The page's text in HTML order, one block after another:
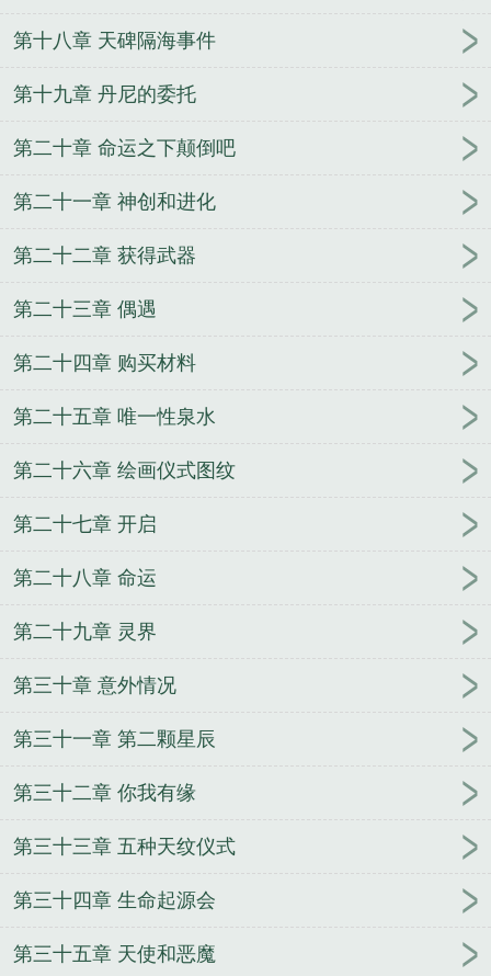
第十八章 天碑隔海事件
第十九章 丹尼的委托
第二十章 命运之下颠倒吧
第二十一章 神创和进化
第二十二章 获得武器
第二十三章 偶遇
第二十四章 购买材料
第二十五章 唯一性泉水
第二十六章 绘画仪式图纹
第二十七章 开启
第二十八章 命运
第二十九章 灵界
第三十章 意外情况
第三十一章 第二颗星辰
第三十二章 你我有缘
第三十三章 五种天纹仪式
第三十四章 生命起源会
第三十五章 天使和恶魔